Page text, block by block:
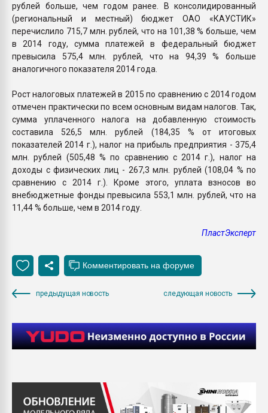
рублей больше, чем годом ранее. В консолидированный
(региональный и местный) бюджет ОАО «КАУСТИК»
перечислило 715,7 млн. рублей, что на 101,38 % больше, чем
в 2014 году, сумма платежей в федеральный бюджет
превысила 575,4 млн. рублей, что на 94,39 % больше
аналогичного показателя 2014 года.
Рост налоговых платежей в 2015 по сравнению с 2014 годом
отмечен практически по всем основным видам налогов. Так,
сумма уплаченного налога на добавленную стоимость
составила 526,5 млн. рублей (184,35 % от итоговых
показателей 2014 г.), налог на прибыль предприятия - 375,4
млн. рублей (505,48 % по сравнению с 2014 г.), налог на
доходы с физических лиц - 267,3 млн. рублей (108,04 % по
сравнению с 2014 г.). Кроме этого, уплата взносов во
внебюджетные фонды превысила 553,1 млн. рублей, что на
11,44 % больше, чем в 2014 году.
ПластЭксперт
предыдущая новость следующая новость